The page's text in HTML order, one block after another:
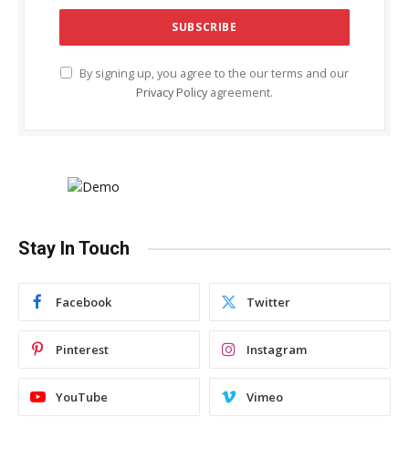
By signing up, you agree to the our terms and our
Privacy Policy agreement.
Stay In Touch
Facebook Twitter
Pinterest Instagram
YouTube Vimeo